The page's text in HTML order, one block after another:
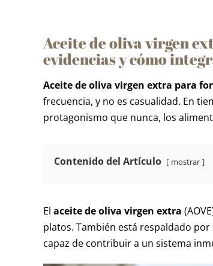
Aceite de oliva virgen
evidencias y cómo
Aceite de oliva virgen extra para
frecuencia, y no es casualidad. En
protagonismo que nunca, los
Contenido del Artículo mostrar
El aceite de oliva virgen extra
platos. También está respaldado
capaz de contribuir a un sistema